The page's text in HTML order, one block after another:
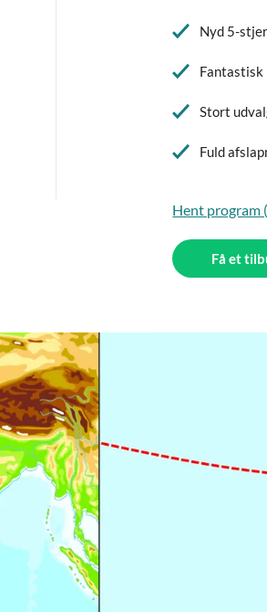
Nyd 5-
Stort
Fuld
Hent program
Få et